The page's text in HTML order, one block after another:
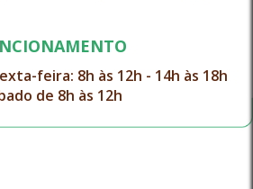
feira: 8h às 12h - 14h às 18h
de 8h às 12h